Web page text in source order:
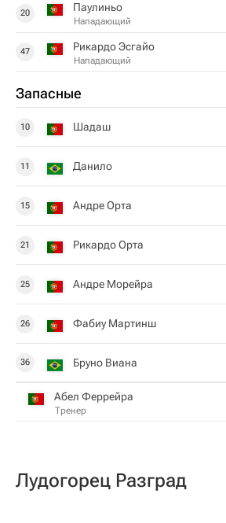
20 Паулиньо
Нападающий
47 Рикардо Эсгайо
Нападающий
Запасные
10 Шадаш
11 Данило
15 Андре Орта
21 Рикардо Орта
25 Андре Морейра
26 Фабиу Мартинш
36 Бруно Виана
Абел Феррейра
Тренер
Лудогорец Разград